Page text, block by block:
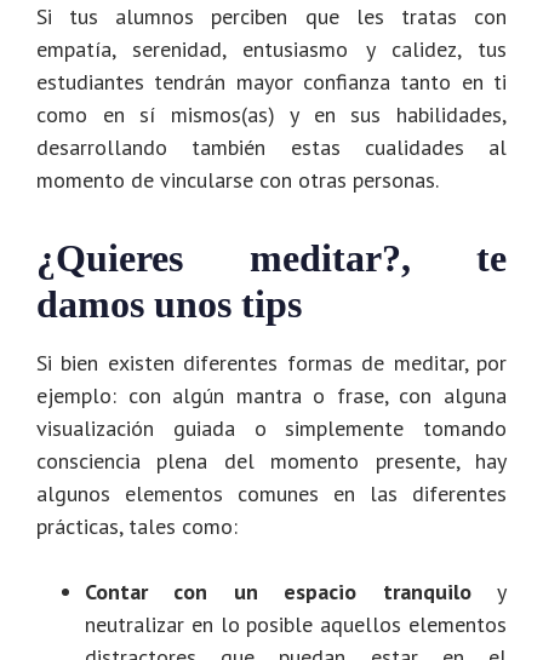
Si tus alumnos perciben que les tratas con
empatía, serenidad, entusiasmo y calidez, tus
estudiantes tendrán mayor confianza tanto en ti
como en sí mismos(as) y en sus habilidades,
desarrollando también estas cualidades al
momento de vincularse con otras personas.
¿Quieres meditar?, te
damos unos tips
Si bien existen diferentes formas de meditar, por
ejemplo: con algún mantra o frase, con alguna
visualización guiada o simplemente tomando
consciencia plena del momento presente, hay
algunos elementos comunes en las diferentes
prácticas, tales como:
Contar con un espacio tranquiloy
neutralizar en lo posible aquellos elementos